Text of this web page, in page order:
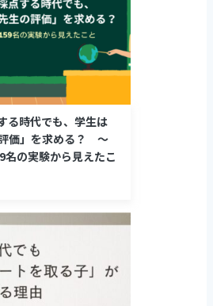
る時代でも、学生は
評価」を求める？ 〜
名の実験から見えたこ